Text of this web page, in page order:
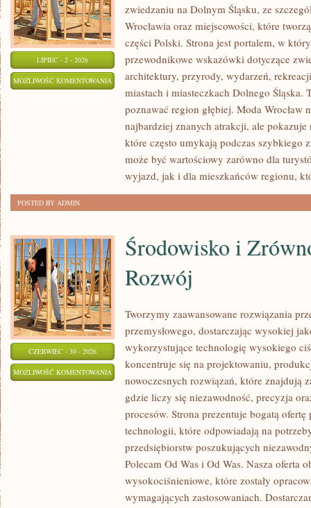
LIPIEC - 2 - 2026
MOŻLIWOŚĆ KOMENTOWANIA LUBIN
zwiedzaniu na Dolnym Śląsku, ze
Wrocławia oraz miejscowości, które
części Polski. Strona jest portalem, w
przewodnikowe wskazówki dotyczące
architektury, przyrody, wydarzeń,
miastach i miasteczkach Dolnego Śląska.
poznawać region głębiej. Moda Wrocław
najbardziej znanych atrakcji, ale
które często umykają podczas szybkiego
może być wartościowy zarówno dla
wyjazd, jak i dla mieszkańców regionu,
POSTED BY ADMIN
CZERWIEC - 30 - 2026
MOŻLIWOŚĆ KOMENTOWANIA
ZRÓWNOWAŻONY
Środowisko i
Rozwój
Tworzymy zaawansowane rozwiązania
przemysłowego, dostarczając wysokiej
wykorzystujące technologię wysokiego
koncentruje się na projektowaniu,
nowoczesnych rozwiązań, które znajdują
gdzie liczy się niezawodność, precyzja
procesów. Strona prezentuje bogatą ofertę
technologii, które odpowiadają na
przedsiębiorstw poszukujących
Polecam Od Was i Od Was. Nasza oferta
wysokociśnieniowe, które zostały
wymagających zastosowaniach.